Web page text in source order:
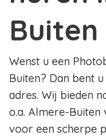
Buiten
Wenst u een
Buiten? Dan bent
adres. Wij bieden
o.a. Almere-
voor een scherpe